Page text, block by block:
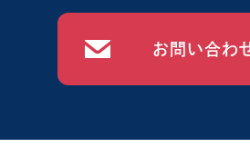
お問い合わ